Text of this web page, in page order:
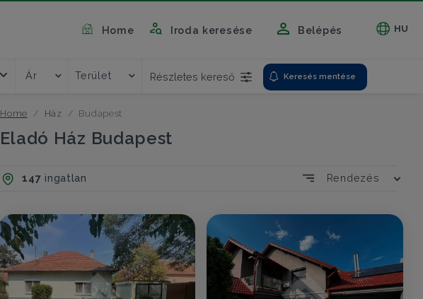
Home Iroda keresése Belépés HU
Ár Terület Részletes kereső Keresés mentése
Home Ház Budapest
Eladó Ház Budapest
147 ingatlan Rendezés